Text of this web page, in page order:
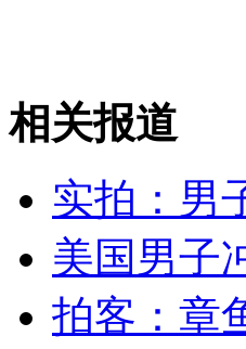
相关报道
实拍：男
美国男子
拍客：章